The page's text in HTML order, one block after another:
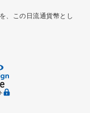
、この日流通貨幣とし